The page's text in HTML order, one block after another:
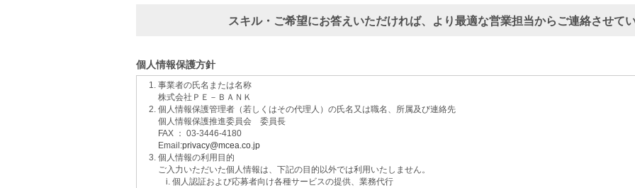
スキル・ご希望にお答えいただければ、より最適な営業担当からご連絡させて
個人情報保護方針
事業者の氏名または名称
株式会社ＰＥ－ＢＡＮＫ
個人情報保護管理者（若しくはその代理人）の氏名又は職名、所属及び連絡先
個人情報保護推進委員会 委員長
FAX ： 03-3446-4180
Email:privacy@mcea.co.jp
個人情報の利用目的
ご入力いただいた個人情報は、下記の目的以外では利用いたしません。
個人認証および応募者向け各種サービスの提供、業務代行